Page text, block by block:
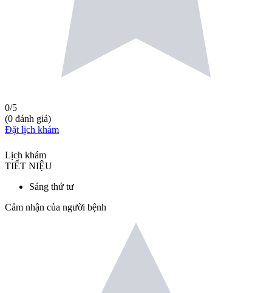
0/5
(0 đánh giá)
Đặt lịch khám
Lịch khám
TIẾT NIỆU
Sáng thứ tư
Cảm nhận của người bệnh